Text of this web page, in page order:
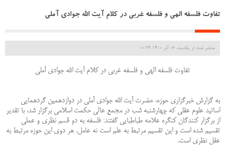
تفاوت فلسفه الهی و فلسفه غربی در کلام آیت الله جوادی آملی
منتشر شده در یکشنبه, 07 آذر 1400 10:24
تفاوت فلسفه الهی و فلسفه غربی در کلام آیت الله جوادی آملی
به گزارش خبرگزاری حوزه، حضرت آیت الله جوادی آملی در دوازدهمین گردهمایی
اساتید علوم عقلی که چهارشنبه شب در مجمع عالی حکمت اسلامی برگزار شد، با تقدیر
از برگزار کنندگان کنگره علامه طباطبایی گفتند: فلسفه به دو قسم نظری و عملی
تقسیم شده است و این تقسیم مرتبط به علم است نه عامل. هر دوی این حوزه مرتبط به
عقل نظری است.